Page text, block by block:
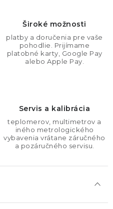
Široké možnosti
platby a doručenia pre vaše
pohodlie. Prijímame
platobné karty, Google Pay
alebo Apple Pay.
Servis a kalibrácia
teplomerov, multimetrov a
iného metrologického
vybavenia vrátane záručného
a pozáručného servisu.